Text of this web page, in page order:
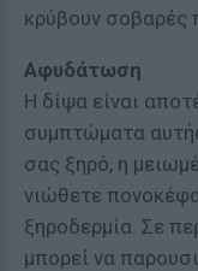
κρύβουν σοβαρές
Αφυδάτωση
Η δίψα είναι
συμπτώματα
σας ξηρό, η
νιώθετε
ξηροδερμία. Σε
μπορεί να